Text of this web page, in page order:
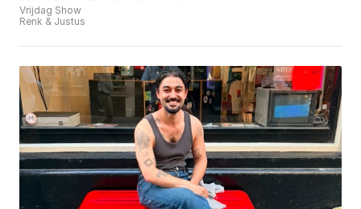
Vrijdag Show
Renk & Justus